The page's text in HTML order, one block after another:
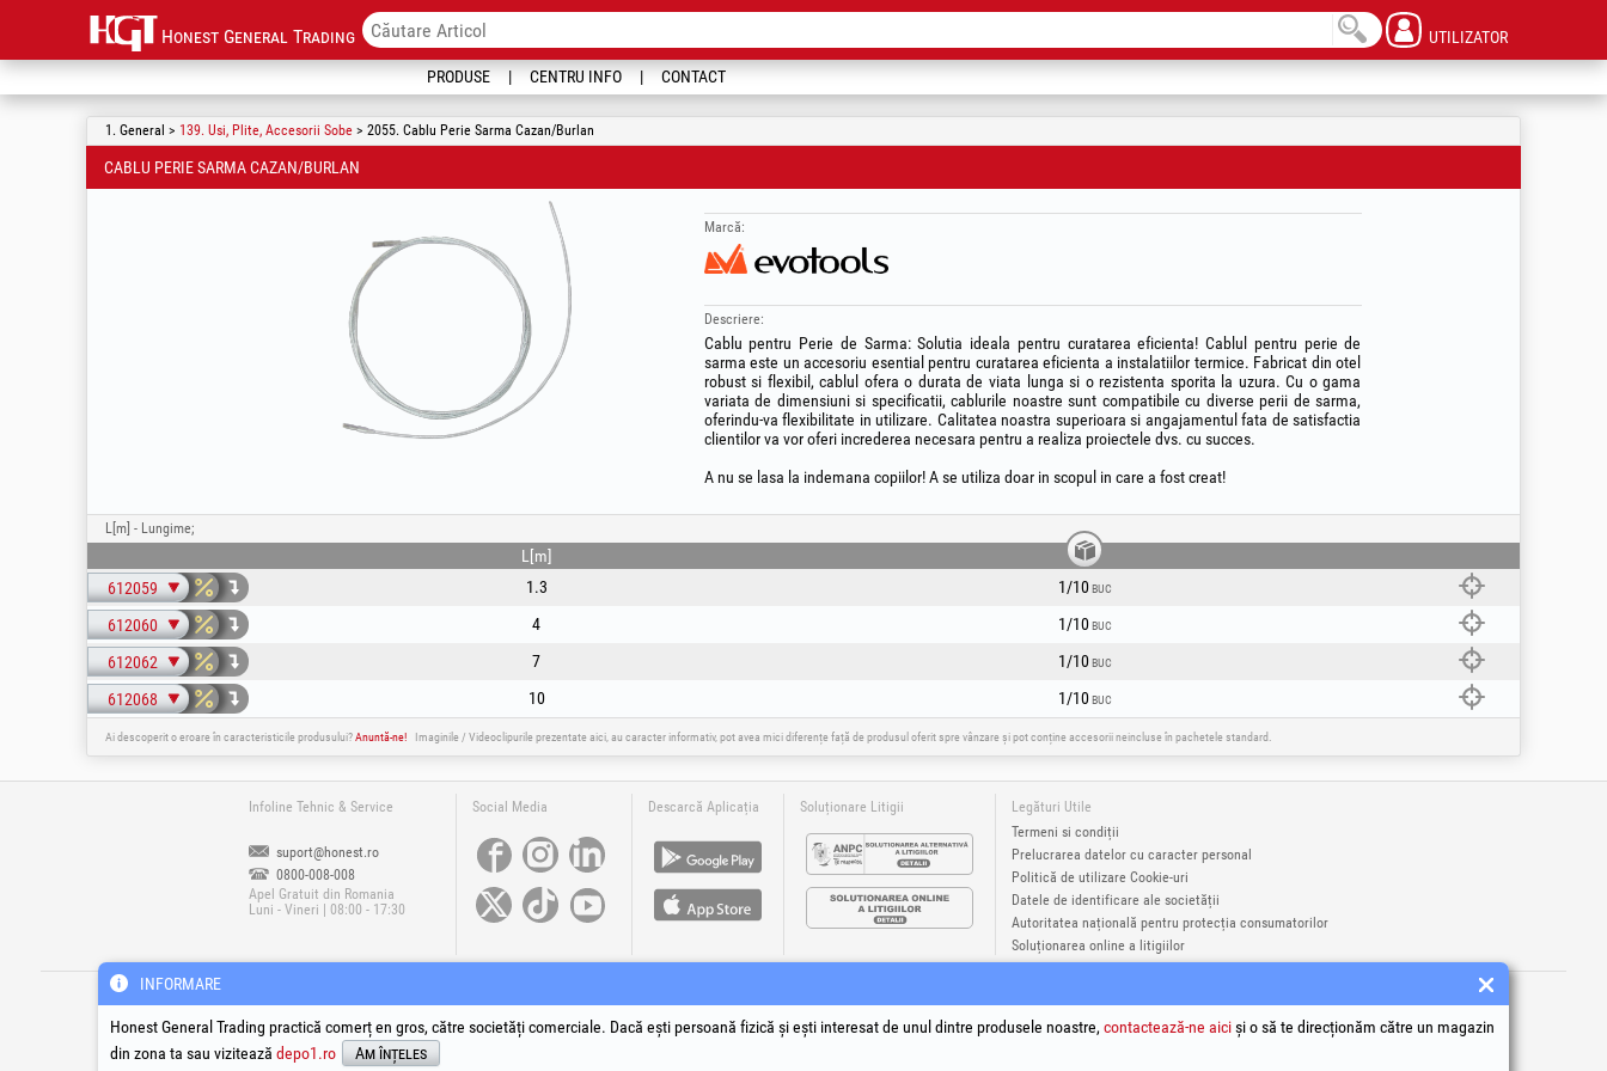
Honest General Trading UTILIZATOR
PRODUSE CENTRU INFO CONTACT
1. General > 139. Usi, Plite, Accesorii Sobe > 2055. Cablu Perie Sarma Cazan/Burlan
CABLU PERIE SARMA CAZAN/BURLAN
Marcă:
Descriere:
Cablu pentru Perie de Sarma: Solutia ideala pentru curatarea eficienta! Cablul pentru perie de
sarma este un accesoriu esential pentru curatarea eficienta a instalatiilor termice. Fabricat din otel
robust si flexibil, cablul ofera o durata de viata lunga si o rezistenta sporita la uzura. Cu o gama
variata de dimensiuni si specificatii, cablurile noastre sunt compatibile cu diverse perii de sarma,
oferindu-va flexibilitate in utilizare. Calitatea noastra superioara si angajamentul fata de satisfactia
clientilor va vor oferi increderea necesara pentru a realiza proiectele dvs. cu succes.
A nu se lasa la indemana copiilor! A se utiliza doar in scopul in care a fost creat!
L[m] - Lungime;
L[m]
612059
1.3 1/10BUC
612060 4 1/10BUC
612062 7 1/10BUC
612068 10 1/10BUC
Ai descoperit o eroare în caracteristicile produsului?Anuntă-ne! Imaginile / Videoclipurile prezentate aici, au caracter informativ, pot avea mici diferențe față de produsul oferit spre vânzare și pot conține accesorii neincluse în pachetele standard.
Infoline Tehnic & Service
suport@honest.ro
0800-008-008
Apel Gratuit din Romania
Luni - Vineri | 08:00 - 17:30
Social Media Descarcă Aplicația Soluționare Litigii
Legături Utile
Termeni si condiții
Prelucrarea datelor cu caracter personal
Politică de utilizare Cookie-uri
Datele de identificare ale societății
Autoritatea națională pentru protecția consumatorilor
Soluționarea online a litigiilor
INFORMARE
Honest General Trading practică comerț en gros, către societăți comerciale. Dacă ești persoană fizică și ești interesat de unul dintre produsele noastre, contactează-ne aiciși o să te direcționăm către un magazin
din zona ta sau vizitează depo1.ro Am înțeles